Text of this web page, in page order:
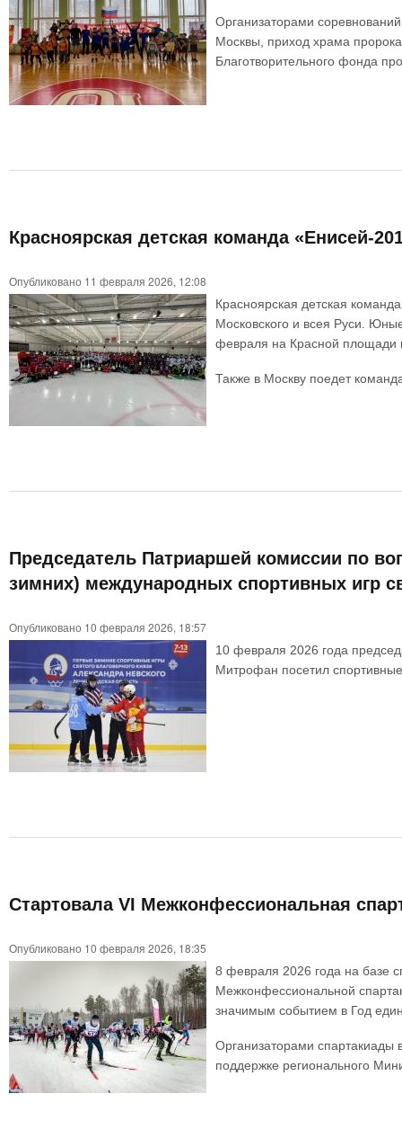
Организаторами
Москвы, приход храма
Благотворительного фонда
Красноярская детская команда «Енисей-
Опубликовано 11 февраля 2026, 12:08
Красноярская детская
Московского и всея Руси.
февраля на Красной площади
Также в Москву поедет
Председатель Патриаршей комиссии по
зимних) международных спортивных игр
Опубликовано 10 февраля 2026, 18:57
10 февраля 2026 года
Митрофан посетил
Стартовала VI Межконфессиональная
Опубликовано 10 февраля 2026, 18:35
8 февраля 2026 года на базе
Межконфессиональной
значимым событием в Год
Организаторами спартакиады
поддержке регионального